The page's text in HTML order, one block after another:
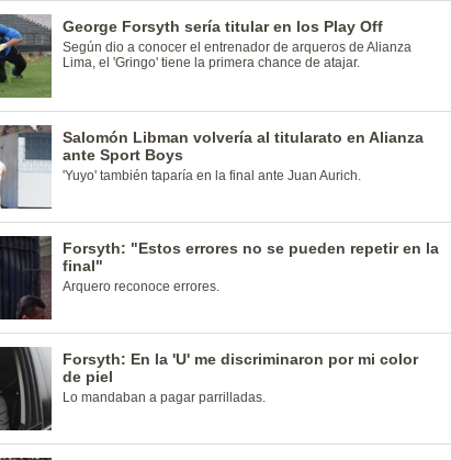
George Forsyth sería titular en los Play Off
Según dio a conocer el entrenador de arqueros de Alianza
Lima, el 'Gringo' tiene la primera chance de atajar.
Salomón Libman volvería al titularato en Alianza
ante Sport Boys
'Yuyo' también taparía en la final ante Juan Aurich.
Forsyth: "Estos errores no se pueden repetir en la
final"
Arquero reconoce errores.
Forsyth: En la 'U' me discriminaron por mi color
de piel
Lo mandaban a pagar parrilladas.